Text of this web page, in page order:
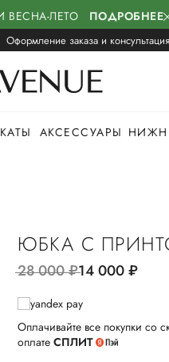
ВЕСНА-ЛЕТО ПОДРОБНЕЕ
Оформление заказа и
АКСЕССУАРЫ
ЮБКА С
28 000руб.14 000руб.
Оплачивайте все покупки со
оплате СПЛИТ